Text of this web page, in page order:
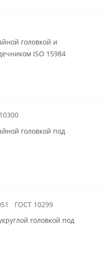
головкой и
ISO 15984
головкой под
ГОСТ 10299
головкой под